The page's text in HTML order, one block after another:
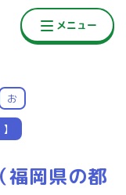
お
福岡県の都